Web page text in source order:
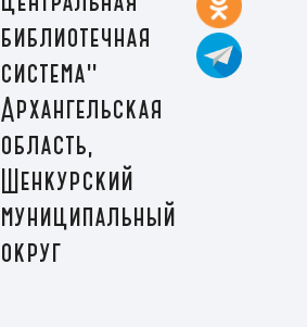
библиотечная
система"
Архангельская
область,
Шенкурский
муниципальный
округ